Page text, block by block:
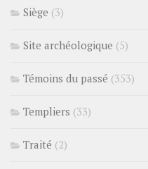
Siège (3)
Site archéologique (5)
Témoins du passé (353)
Templiers (33)
Traité (2)